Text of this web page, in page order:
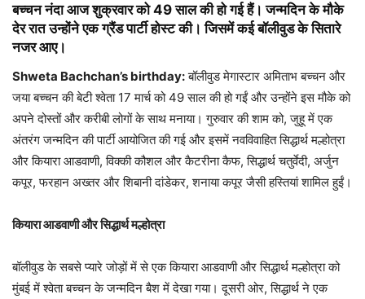
बच्चन नंदा आज शुक्रवार को 49 साल की हो गई हैं। जन्मदिन के मौके
देर रात उन्होंने एक ग्रैंड पार्टी होस्ट की। जिसमें कई बॉलीवुड के सितारे
नजर आए।
Shweta Bachchan’s birthday:बॉलीवुड मेगास्टार अमिताभ बच्चन और
जया बच्चन की बेटी श्वेता 17 मार्च को 49 साल की हो गईं और उन्होंने इस मौके को
अपने दोस्तों और करीबी लोगों के साथ मनाया। गुरुवार की शाम को, जुहू में एक
अंतरंग जन्मदिन की पार्टी आयोजित की गई और इसमें नवविवाहित सिद्धार्थ मल्होत्रा ​​
और कियारा आडवाणी, विक्की कौशल और कैटरीना कैफ, सिद्धार्थ चतुर्वेदी, अर्जुन
कपूर, फरहान अख्तर और शिबानी दांडेकर, शनाया कपूर जैसी हस्तियां शामिल हुईं।
कियारा आडवाणी और सिद्धार्थ मल्होत्रा
बॉलीवुड के सबसे प्यारे जोड़ों में से एक कियारा आडवाणी और सिद्धार्थ मल्होत्रा को
मुंबई में श्वेता बच्चन के जन्मदिन बैश में देखा गया। दूसरी ओर, सिद्धार्थ ने एक